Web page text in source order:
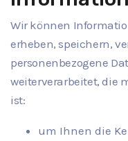
Wir können
erheben, speichern,
personenbezogene
weiterverarbeitet, die
ist:
um Ihnen die